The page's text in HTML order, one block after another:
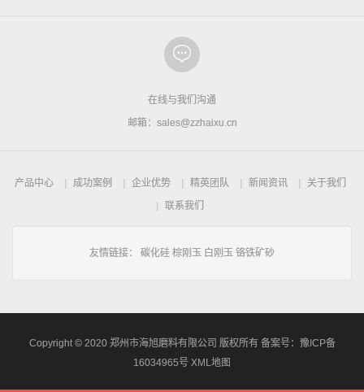
在线与我们沟通
邮箱：sales@zzhaixu.cn
产品中心 成功案例 企业优势 精英团队 新闻资讯
关于我们
联系我们
友情链接： 碳化硅 棕刚玉 白刚玉 铬铁矿砂
Copyright © 2020 郑州市海旭磨料有限公司 版权所有 备案号： 豫ICP备
16034965号 XML地图